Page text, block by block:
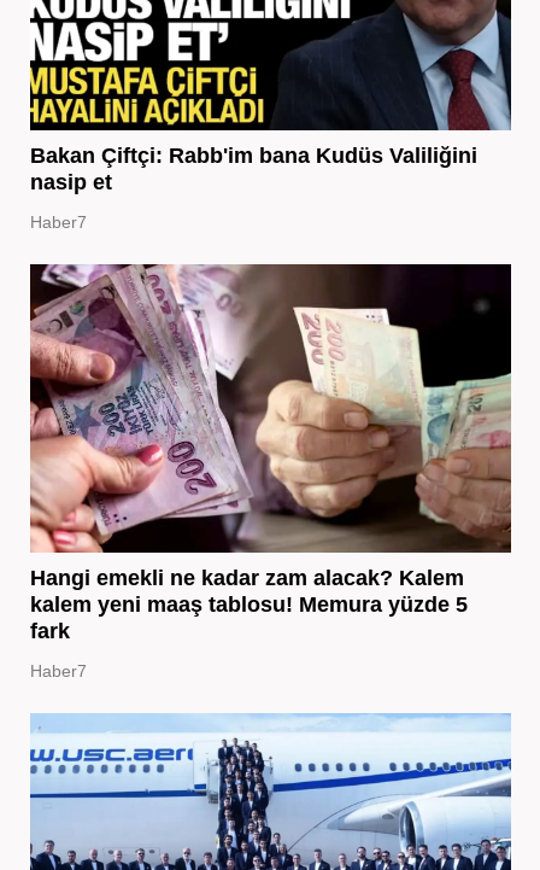
Bakan Çiftçi: Rabb'im bana Kudüs Valiliğini
nasip et
Haber7
Hangi emekli ne kadar zam alacak? Kalem
kalem yeni maaş tablosu! Memura yüzde 5
fark
Haber7